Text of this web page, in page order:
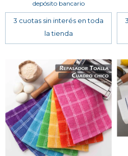
depósito bancario